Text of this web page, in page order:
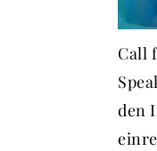
Call
den